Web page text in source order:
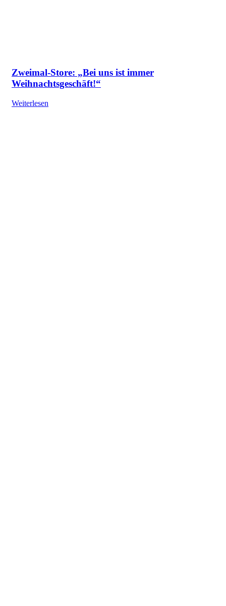
Zweimal-Store: „Bei uns ist immer
Weihnachtsgeschäft!“
Weiterlesen